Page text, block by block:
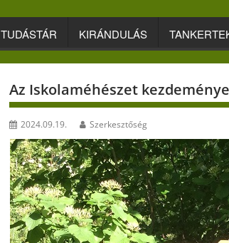
TUDÁSTÁR KIRÁNDULÁS
Az Iskolaméhészet
2024.09.19. Szerkesztőség